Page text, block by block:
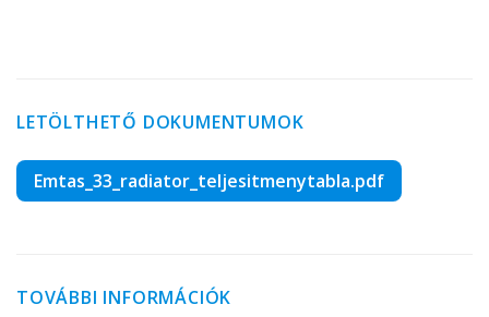
LETÖLTHETŐ DOKUMENTUMOK
Emtas_33_radiator_teljesitmenytabla.pdf
TOVÁBBI INFORMÁCIÓK